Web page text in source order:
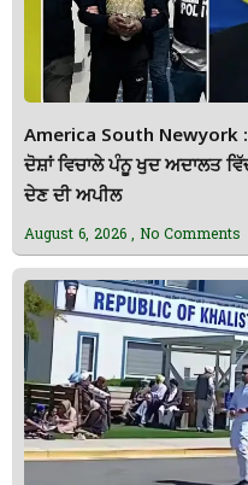
America South Newyork
ਦੋਸ਼ਾਂ ਵਿਚਾਲੇ ਪੰਨੂ ਖੁਦ ਅਦਾਲਤ
ਦੇਣ ਦੀ ਅਪੀਲ
August 6, 2026 No Comments